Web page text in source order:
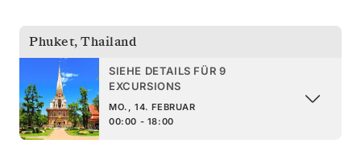
Phuket,Thailand
SIEHE DETAILS FÜR 9
EXCURSIONS
MO., 14. FEBRUAR
00:00 - 18:00